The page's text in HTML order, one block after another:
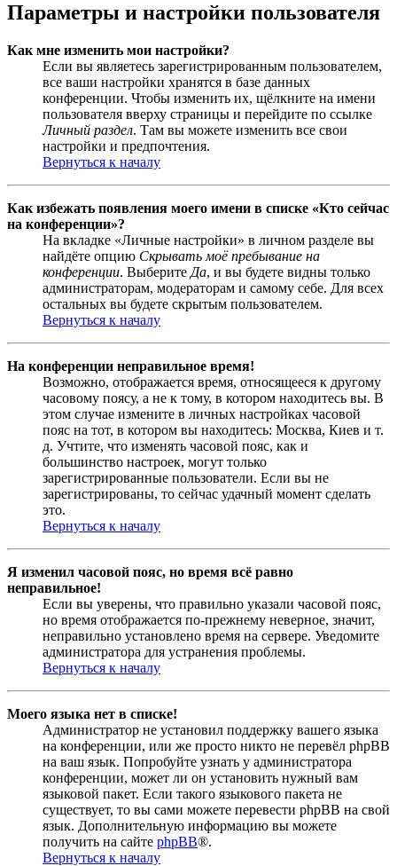
Параметры и настройки пользователя
Как мне изменить мои настройки?
Если вы являетесь зарегистрированным пользователем,
все ваши настройки хранятся в базе данных
конференции. Чтобы изменить их, щёлкните на имени
пользователя вверху страницы и перейдите по ссылке
Личный раздел. Там вы можете изменить все свои
настройки и предпочтения.
Вернуться к началу
Как избежать появления моего имени в списке «Кто сейчас
на конференции»?
На вкладке «Личные настройки» в личном разделе вы
найдёте опцию Скрывать моё пребывание на
конференции. Выберите Да, и вы будете видны только
администраторам, модераторам и самому себе. Для всех
остальных вы будете скрытым пользователем.
Вернуться к началу
На конференции неправильное время!
Возможно, отображается время, относящееся к другому
часовому поясу, а не к тому, в котором находитесь вы. В
этом случае измените в личных настройках часовой
пояс на тот, в котором вы находитесь: Москва, Киев и т.
д. Учтите, что изменять часовой пояс, как и
большинство настроек, могут только
зарегистрированные пользователи. Если вы не
зарегистрированы, то сейчас удачный момент сделать
это.
Вернуться к началу
Я изменил часовой пояс, но время всё равно
неправильное!
Если вы уверены, что правильно указали часовой пояс,
но время отображается по-прежнему неверное, значит,
неправильно установлено время на сервере. Уведомите
администратора для устранения проблемы.
Вернуться к началу
Моего языка нет в списке!
Администратор не установил поддержку вашего языка
на конференции, или же просто никто не перевёл phpBB
на ваш язык. Попробуйте узнать у администратора
конференции, может ли он установить нужный вам
языковой пакет. Если такого языкового пакета не
существует, то вы сами можете перевести phpBB на свой
язык. Дополнительную информацию вы можете
получить на сайте phpBB®.
Вернуться к началу